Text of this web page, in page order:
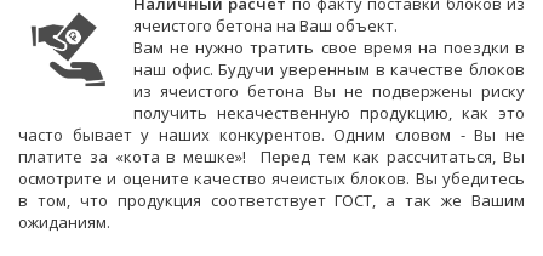
ячеистого бетона на Ваш объект.
Вам не нужно тратить свое время на поездки в
наш офис. Будучи уверенным в качестве блоков
из ячеистого бетона Вы не подвержены риску
получить некачественную продукцию, как это
часто бывает у наших конкурентов. Одним словом -Вы не
платите за «кота в мешке»! Перед тем как рассчитаться, Вы
осмотрите и оцените качество ячеистых блоков. Вы убедитесь
в том, что продукция соответствует ГOСТ, а так же Вашим
ожиданиям.